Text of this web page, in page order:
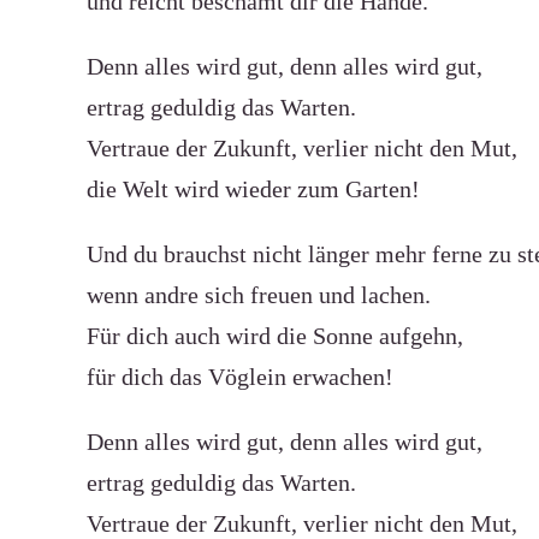
Denn alles wird gut, denn alles wird gut,
ertrag geduldig das Warten.
Vertraue der Zukunft, verlier nicht den Mut,
die Welt wird wieder zum Garten!
Und du brauchst nicht länger mehr ferne zu
wenn andre sich freuen und lachen.
Für dich auch wird die Sonne aufgehn,
für dich das Vöglein erwachen!
Denn alles wird gut, denn alles wird gut,
ertrag geduldig das Warten.
Vertraue der Zukunft, verlier nicht den Mut,